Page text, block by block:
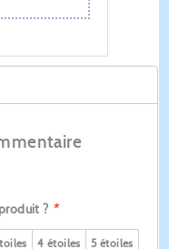
? *
4 étoiles 5 étoiles